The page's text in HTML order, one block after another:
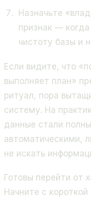
Назначьте
признак — когда
чистоту базы и
Если видите, что
выполняет план»
ритуал, пора
систему. На
данные стали
автоматическими,
не искать
Готовы перейти от
Начните с